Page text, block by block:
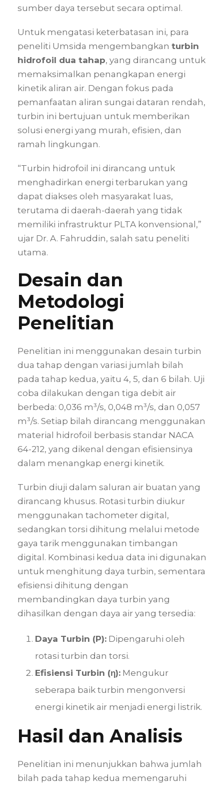
sumber daya tersebut secara optimal.
Untuk mengatasi keterbatasan ini, para
peneliti Umsida mengembangkan turbin
hidrofoil dua tahap, yang dirancang untuk
memaksimalkan penangkapan energi
kinetik aliran air. Dengan fokus pada
pemanfaatan aliran sungai dataran rendah,
turbin ini bertujuan untuk memberikan
solusi energi yang murah, efisien, dan
ramah lingkungan.
“Turbin hidrofoil ini dirancang untuk
menghadirkan energi terbarukan yang
dapat diakses oleh masyarakat luas,
terutama di daerah-daerah yang tidak
memiliki infrastruktur PLTA konvensional,”
ujar Dr. A. Fahruddin, salah satu peneliti
utama.
Desain dan
Metodologi
Penelitian
Penelitian ini menggunakan desain turbin
dua tahap dengan variasi jumlah bilah
pada tahap kedua, yaitu 4, 5, dan 6 bilah. Uji
coba dilakukan dengan tiga debit air
berbeda: 0,036 m³/s, 0,048 m³/s, dan 0,057
m³/s. Setiap bilah dirancang menggunakan
material hidrofoil berbasis standar NACA
64-212, yang dikenal dengan efisiensinya
dalam menangkap energi kinetik.
Turbin diuji dalam saluran air buatan yang
dirancang khusus. Rotasi turbin diukur
menggunakan tachometer digital,
sedangkan torsi dihitung melalui metode
gaya tarik menggunakan timbangan
digital. Kombinasi kedua data ini digunakan
untuk menghitung daya turbin, sementara
efisiensi dihitung dengan
membandingkan daya turbin yang
dihasilkan dengan daya air yang tersedia:
Daya Turbin (P): Dipengaruhi oleh
rotasi turbin dan torsi.
Efisiensi Turbin (η): Mengukur
seberapa baik turbin mengonversi
energi kinetik air menjadi energi listrik.
Hasil dan Analisis
Penelitian ini menunjukkan bahwa jumlah
bilah pada tahap kedua memengaruhi